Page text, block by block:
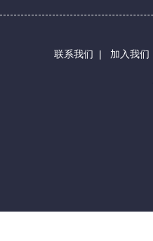
联系我们 | 加入我们